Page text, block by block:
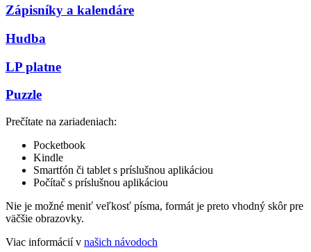
Zápisníky a kalendáre
Hudba
LP platne
Puzzle
Prečítate na zariadeniach:
Pocketbook
Kindle
Smartfón či tablet s príslušnou aplikáciou
Počítač s príslušnou aplikáciou
Nie je možné meniť veľkosť písma, formát je preto vhodný skôr pre
väčšie obrazovky.
Viac informácií v našich návodoch